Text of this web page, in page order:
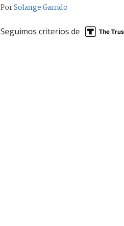
PorSolange Garrido
Seguimos criterios de